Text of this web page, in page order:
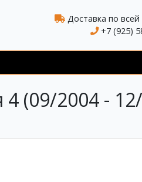
Доставка по всей
+7 (925)
(09/2004 -